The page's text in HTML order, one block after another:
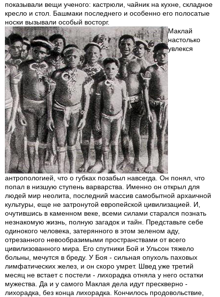
показывали вещи ученого: кастрюли, чайник на кухне, складное
кресло и стол. Башмаки последнего и особенно его полосатые
носки вызывали особый восторг.
Маклай
настолько
увлекся
антропологией, что о губках позабыл навсегда. Он понял, что
попал в низшую ступень варварства. Именно он открыл для
людей мир неолита, последний массив самобытной архаичной
культуры, еще не затронутой европейской цивилизацией. И,
очутившись в каменном веке, всеми силами старался познать
незнакомую жизнь, полную загадок и тайн. Представьте себе
одинокого человека, затерянного в этом зеленом аду,
отрезанного невообразимыми пространствами от всего
цивилизованного мира. Его спутники Бой и Ульсон тяжело
больны, мечутся в бреду. У Боя - сильная опухоль паховых
лимфатических желез, и он скоро умрет. Швед уже третий
месяц не встает с постели - лихорадка отняла у него остатки
мужества. Да и у самого Маклая дела идут прескверно -
лихорадка, без конца лихорадка. Кончилось продовольствие,